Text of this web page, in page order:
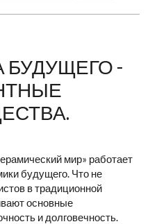
БУДУЩЕГО -
мир» работает
будущего. Что не
в традиционной
основные
и долговечность.